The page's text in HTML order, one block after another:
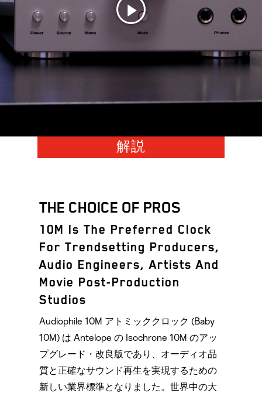
解説
THE CHOICE OF PROS
10M Is The Preferred Clock
For Trendsetting Producers,
Audio Engineers, Artists And
Movie Post-Production
Studios
Audiophile 10M アトミッククロック (Baby
10M) は Antelope の Isochrone 10M のアッ
プグレード・改良版であり、オーディオ品
質と正確なサウンド再生を実現するための
新しい業界標準となりました。世界中の大